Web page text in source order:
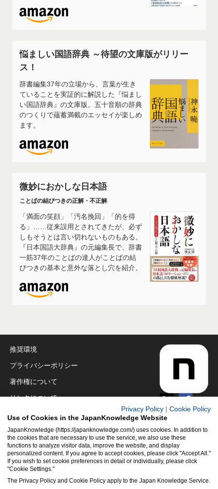
悩ましい国語辞典 ～待望の文庫版がリリー
ス！
辞書編集37年の立場から、言葉が生き
ていることを実証的に解説した『悩まし
い国語辞典』の文庫版。五十音順の辞典
のつくりで蘊蓄満載のエッセイが楽しめ
ます。
微妙におかしな日本語
ことばの結びつきの正解・不正解
「満面の笑顔」「汚名挽回」「的を得
る」……従来誤用とされてきたが、必ず
しもそうとは言い切れないものもある。
『日本国語大辞典』の元編集長で、辞書
一筋37年のことばの達人がことばの結
びつきの基本と意外な落とし穴を紹介。
推奨環境
プライバシーポリシー
著作権について
リンクについて
免責事項
運営会社
アクセシビリティ対応
クッキーポリシー
Cookie設定
Privacy Policy
Cookie Policy
Use of Cookies in the JapanKnowledge Website
JapanKnowledge (https://japanknowledge.com/) uses cookies. In addition to
the cookies that are necessary to use the service, we also use these
functions to analyze visitor data, improve the website, and display
personalized content. If you agree to accept cookies, please click "Accept All."
If you wish to set cookie preferences in detail or individually, please click
"Cookie Settings."
The Privacy Policy and Cookie Policy apply to the Japan Knowledge Service.